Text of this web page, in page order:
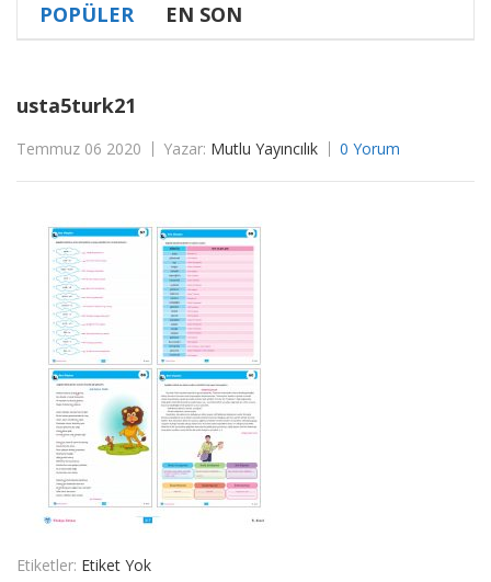
POPÜLER EN SON
usta5turk21
Temmuz 06 2020 Yazar: Mutlu Yayıncılık 0 Yorum
Etiketler: Etiket Yok